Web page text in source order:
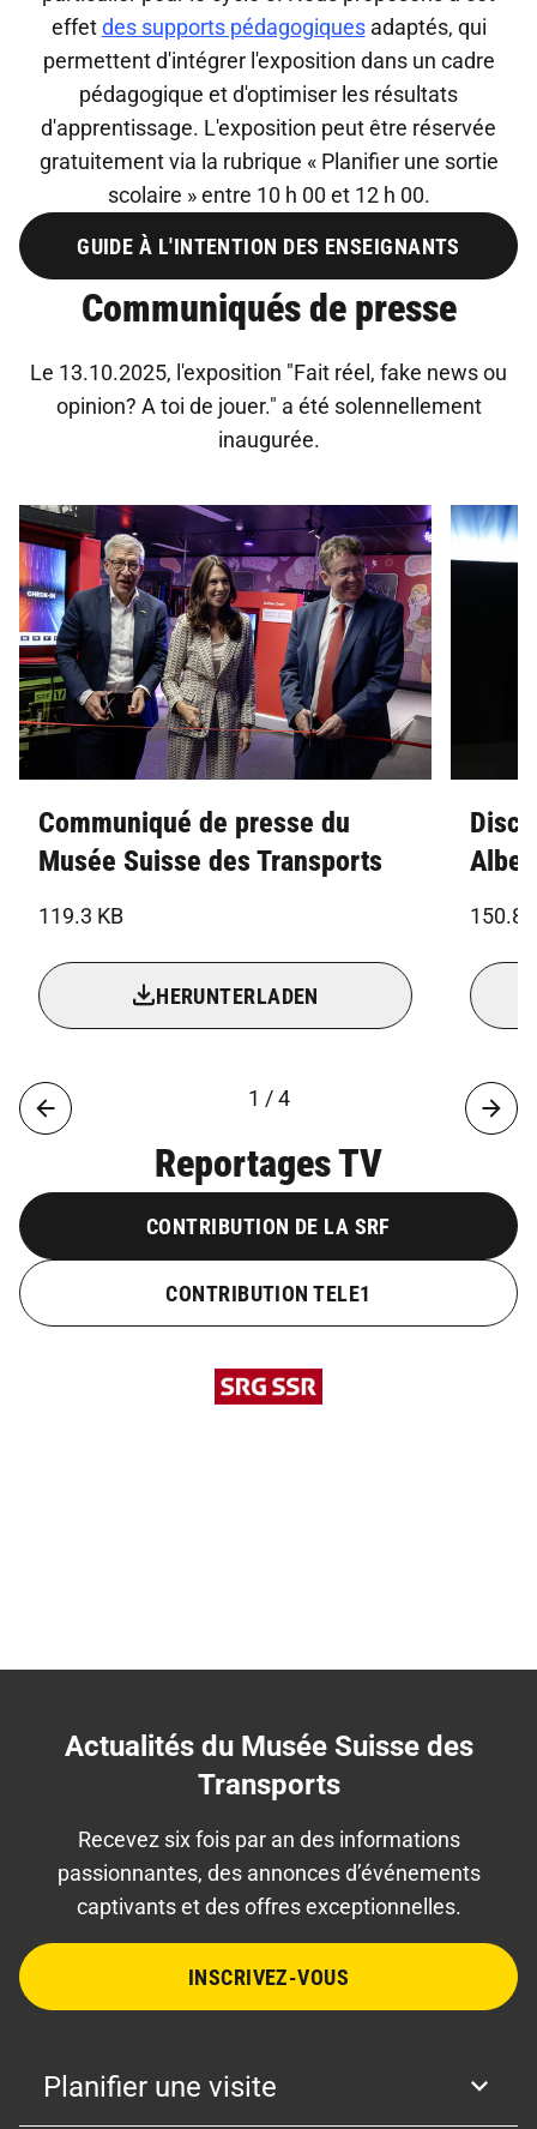
effetdes supports pédagogiquesadaptés, qui
permettent d'intégrer l'exposition dans un cadre
pédagogique et d'optimiser les résultats
d'apprentissage. L'exposition peut être réservée
gratuitement via la rubrique « Planifier une sortie
scolaire » entre 10 h 00 et 12 h 00.
GUIDE À L'INTENTION DES ENSEIGNANTS
Communiqués de presse
Le 13.10.2025, l'exposition "Fait réel, fake news ou
opinion? A toi de jouer." a été solennellement
inaugurée.
Communiqué de presse du
Musée Suisse des Transports
119.3 KB
HERUNTERLADEN
150.8
1 / 4
Reportages TV
CONTRIBUTION DE LA SRF
CONTRIBUTION TELE1
Actualités du Musée Suisse des
Transports
Recevez six fois par an des informations
passionnantes, des annonces d’événements
captivants et des offres exceptionnelles.
INSCRIVEZ-VOUS
Planifier une visite